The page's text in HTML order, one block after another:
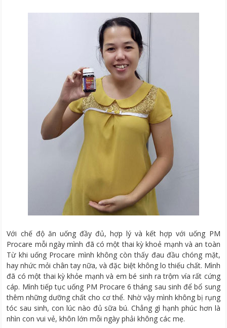
Với chế độ ăn uống đầy đủ, hợp lý và kết hợp với uống PM
Procare mỗi ngày mình đã có một thai kỳ khoẻ mạnh và an toàn
Từ khi uống Procare mình không còn thấy đau đầu chóng mặt,
hay nhức mỏi chân tay nữa, và đặc biệt không lo thiếu chất. Mình
đã có một thai kỳ khỏe mạnh và em bé sinh ra trộm vía rất cứng
cáp. Mình tiếp tục uống PM Procare 6 tháng sau sinh để bổ sung
thêm những dưỡng chất cho cơ thể. Nhờ vậy mình không bị rụng
tóc sau sinh, con lúc nào đủ sữa bú. Chẳng gì hạnh phúc hơn là
nhìn con vui vẻ, khôn lớn mỗi ngày phải không các mẹ.